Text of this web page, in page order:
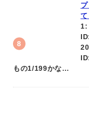
て
1:
もの1/199かな…